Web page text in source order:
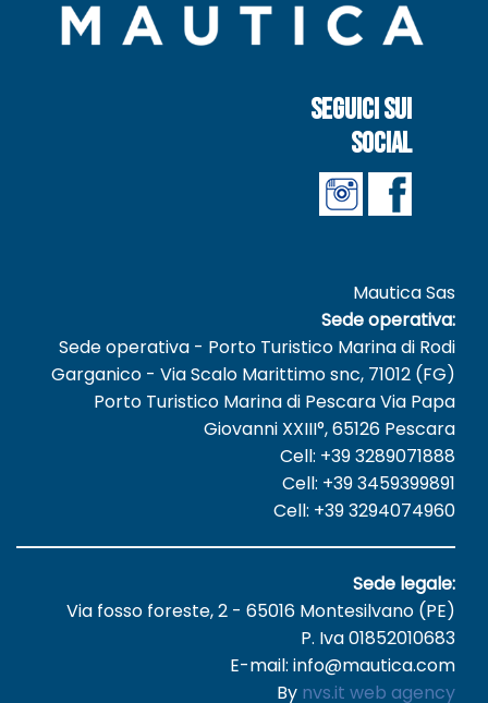
Seguici sui
social
Mautica Sas
Sede operativa:
Sede operativa - Porto Turistico Marina di Rodi
Garganico - Via Scalo Marittimo snc, 71012 (FG)
Porto Turistico Marina di Pescara Via Papa
Giovanni XXIII°, 65126 Pescara
Cell: +39 3289071888
Cell: +39 3459399891
Cell: +39 3294074960
Sede legale:
Via fosso foreste, 2 - 65016 Montesilvano (PE)
P. Iva 01852010683
E-mail: info@mautica.com
By nvs.it web agency